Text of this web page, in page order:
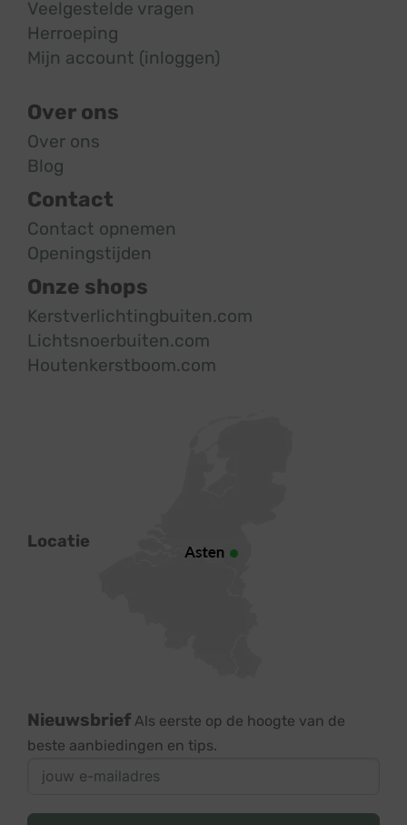
Veelgestelde vragen
Herroeping
Mijn account (inloggen)
Over ons
Over ons
Blog
Contact
Contact opnemen
Openingstijden
Onze shops
Kerstverlichtingbuiten.com
Lichtsnoerbuiten.com
Houtenkerstboom.com
Locatie
Nieuwsbrief Als eerste op de hoogte van de
beste aanbiedingen en tips.